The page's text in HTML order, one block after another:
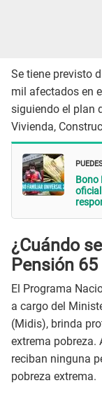
Se tiene previsto
mil afectados en
siguiendo el plan
Vivienda,
Bono
¿Cuándo
Pensión
El Programa
a cargo del
(Midis), brinda
extrema pobreza.
reciban ninguna
pobreza extrema.